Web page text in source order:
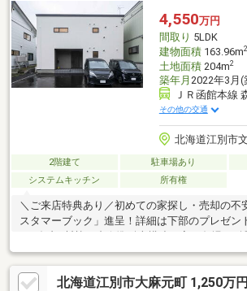
4,550万円
間取り 5LDK
建物面積163.96m2
土地面積204m2
築年月 2022年3月
ＪＲ函館本線
その他の交通
北海道江別市
2階建て 駐車場あり
システムキッチン
所有権
＼ご来店特典あり／初めての家探し・売却の不
スタマーブック」進呈！詳細は下部のプレゼン
や納戸が備わり、スッキリ快適な生活をサポー
世帯住宅！玄関2箇所付きでプライバシーを確
と2階を自由に行き来可能。■築年数が浅く、室
北海道江別市大麻元町 1,250万